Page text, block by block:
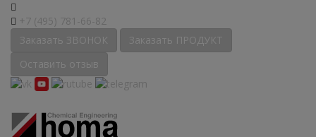
+7 (495) 781-66-82
Заказать ЗВОНОК
Заказать ПРОДУКТ
Оставить отзыв